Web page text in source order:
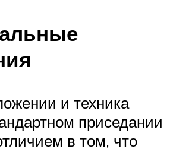
и техника
приседании
в том, что